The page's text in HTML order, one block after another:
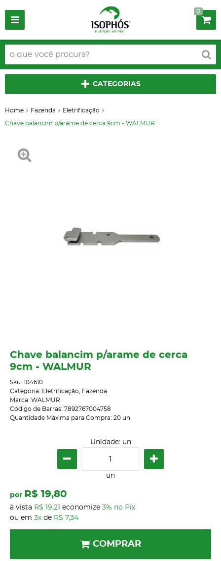
0
CATEGORIAS
Home Fazenda Eletrificação
Chave balancim p/arame de cerca 9cm - WALMUR
Chave balancim p/arame de cerca
9cm - WALMUR
Sku: 104610
Categoria: Eletrificação
Fazenda
Marca: WALMUR
Código de Barras: 7892767004758
Quantidade Máxima para Compra: 20 un
Unidade: un
un
por R$ 19,80
à vista R$ 19,21 economize 3% no Pix
ou em 3x de R$ 7,34
COMPRAR